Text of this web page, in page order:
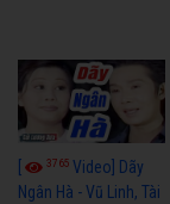
3765 Video] Dãy
Ngân Hà - Vũ Linh, Tài